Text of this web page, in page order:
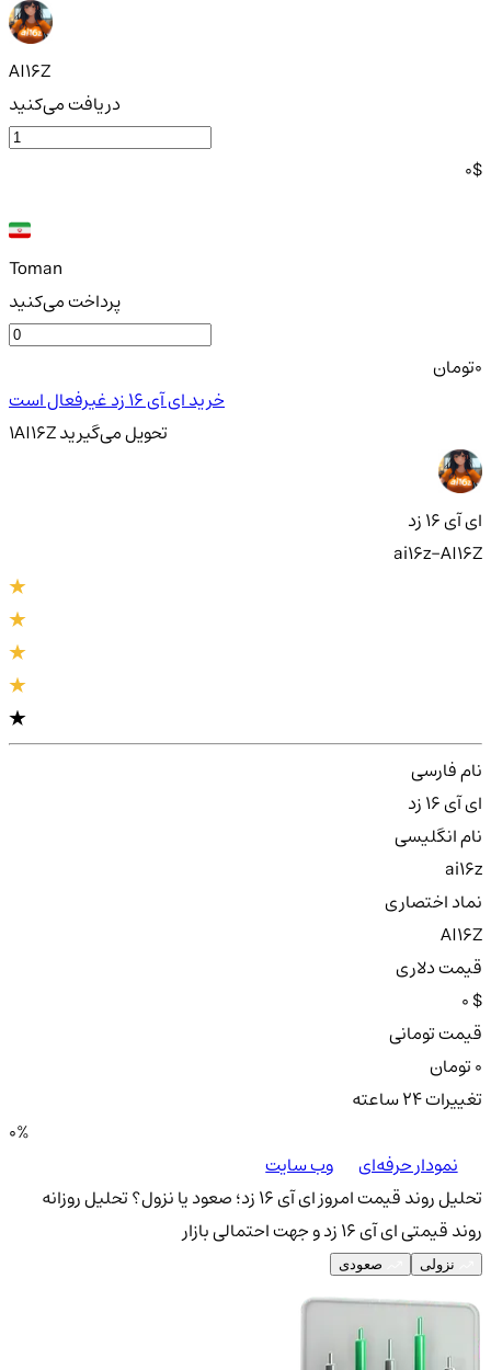
AI16Z
دریافت می‌کنید
0$
Toman
پرداخت می‌کنید
تومان
خرید ای آی 16 زد غیرفعال است
1AI16Z تحویلمی‌گیرید
ای آی 16 زد
ai16z-AI16Z
نام فارسی
ای آی 16 زد
نام انگلیسی
ai16z
نماد اختصاری
AI16Z
قیمت دلاری
0 $
قیمت تومانی
تغییرات ۲۴ ساعته
0%
نمودار حرفه‌ای
وب سایت
تحلیل روند قیمت امروز ای آی 16 زد؛ صعود یا نزول؟
تحلیل روزانه
روند قیمتی ای آی 16 زد و جهت احتمالی بازار
نزولی صعودی